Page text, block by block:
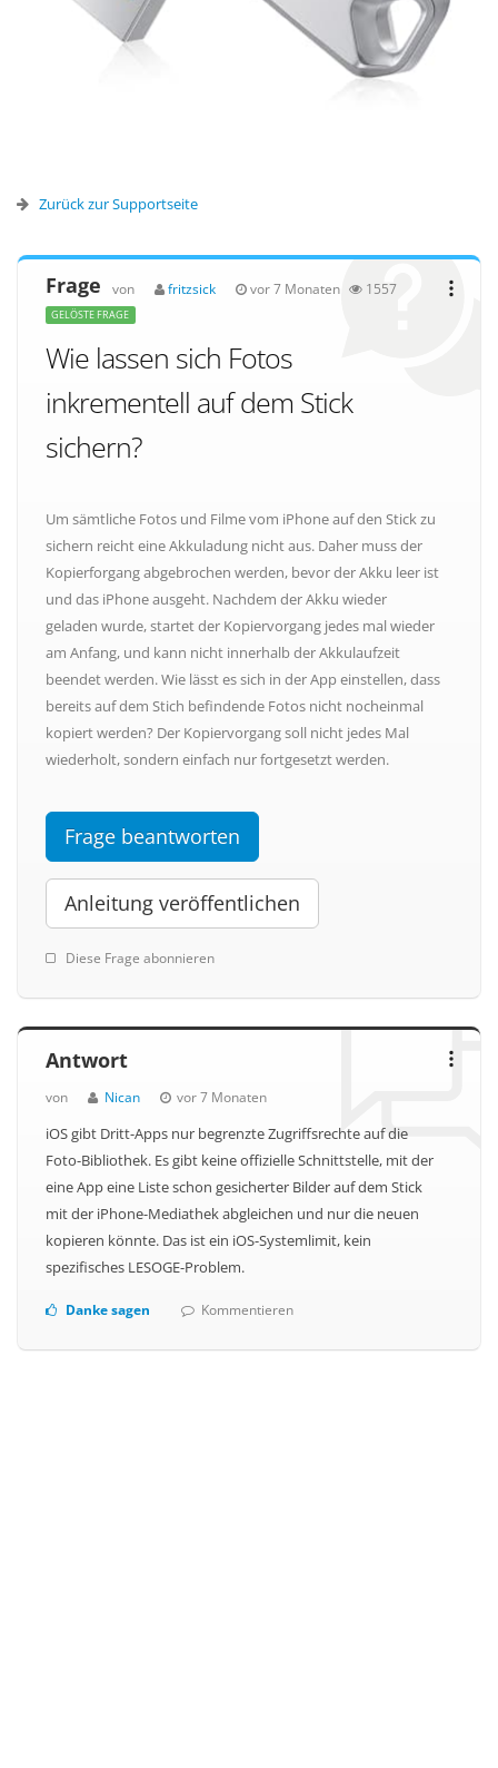
Zurück zur Supportseite
Frage von fritzsick vor 7 Monaten 1557
GELÖSTE FRAGE
Wie lassen sich Fotos
inkrementell auf dem Stick
sichern?
Um sämtliche Fotos und Filme vom iPhone auf den Stick zu
sichern reicht eine Akkuladung nicht aus. Daher muss der
Kopierforgang abgebrochen werden, bevor der Akku leer ist
und das iPhone ausgeht. Nachdem der Akku wieder
geladen wurde, startet der Kopiervorgang jedes mal wieder
am Anfang, und kann nicht innerhalb der Akkulaufzeit
beendet werden. Wie lässt es sich in der App einstellen, dass
bereits auf dem Stich befindende Fotos nicht nocheinmal
kopiert werden? Der Kopiervorgang soll nicht jedes Mal
wiederholt, sondern einfach nur fortgesetzt werden.
Frage beantworten
Anleitung veröffentlichen
Diese Frage abonnieren
Antwort
von Nican vor 7 Monaten
iOS gibt Dritt-Apps nur begrenzte Zugriffsrechte auf die
Foto-Bibliothek. Es gibt keine offizielle Schnittstelle, mit der
eine App eine Liste schon gesicherter Bilder auf dem Stick
mit der iPhone-Mediathek abgleichen und nur die neuen
kopieren könnte. Das ist ein iOS-Systemlimit, kein
spezifisches LESOGE-Problem.
Danke sagen Kommentieren